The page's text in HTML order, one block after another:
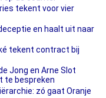
tekent voor vier
en haalt uit naar
tekent contract bij
Jong en Arne Slot
te bespreken
zó gaat Oranje